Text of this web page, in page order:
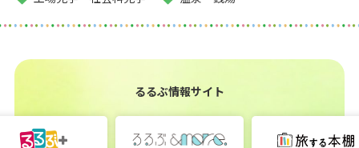
るるぶ情報サイト